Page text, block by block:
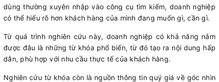
dùng thường xuyên nhập vào công cụ tìm kiếm, doanh nghiệp
có thể hiểu rõ hơn khách hàng của mình đang muốn gì, cần gì.
Từ quá trình nghiên cứu này, doanh nghiệp có khả năng nắm
được đâu là những từ khóa phổ biến, từ đó tạo ra nội dung hấp
dẫn, phù hợp với nhu cầu thực tế của khách hàng.
Nghiên cứu từ khóa còn là nguồn thông tin quý giá về góc nhìn